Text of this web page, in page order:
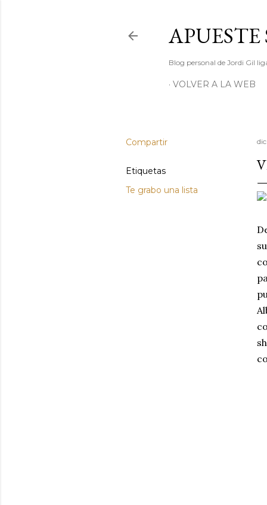
Blog personal de Jordi Gil
VOLVER A LA WEB
Compartir
Etiquetas
Te grabo una lista